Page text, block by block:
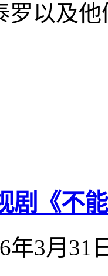
罗以及
剧《不
年3月31